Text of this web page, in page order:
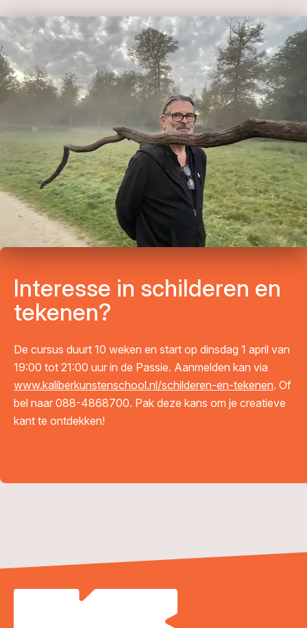
Interesse in schilderen en
tekenen?
De cursus duurt 10 weken en start op dinsdag 1 april van
19:00 tot 21:00 uur in de Passie. Aanmelden kan via
www.kaliberkunstenschool.nl/schilderen-en-tekenen. Of
bel naar 088-4868700. Pak deze kans om je creatieve
kant te ontdekken!